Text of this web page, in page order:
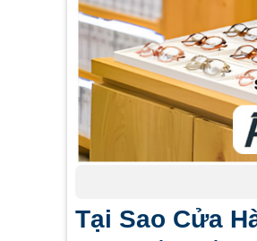
Tại Sao Cửa